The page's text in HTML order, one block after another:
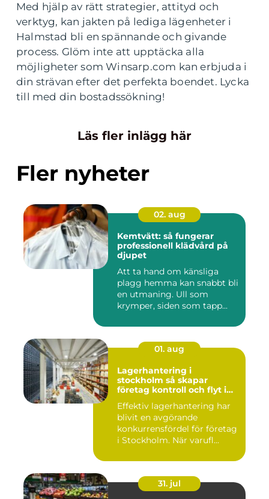
Med hjälp av rätt strategier, attityd och
verktyg, kan jakten på lediga lägenheter i
Halmstad bli en spännande och givande
process. Glöm inte att upptäcka alla
möjligheter som Winsarp.com kan erbjuda i
din strävan efter det perfekta boendet. Lycka
till med din bostadssökning!
Läs fler inlägg här
Fler nyheter
02. aug
Kemtvätt: så fungerar
professionell klädvård på
djupet
Att ta hand om känsliga
plagg hemma kan snabbt bli
en utmaning. Ull som
krymper, siden som tapp...
01. aug
Lagerhantering i
stockholm så skapar
företag kontroll och flyt i
Effektiv lagerhantering har
blivit en avgörande
konkurrensfördel för företag
i Stockholm. När varufl...
31. jul